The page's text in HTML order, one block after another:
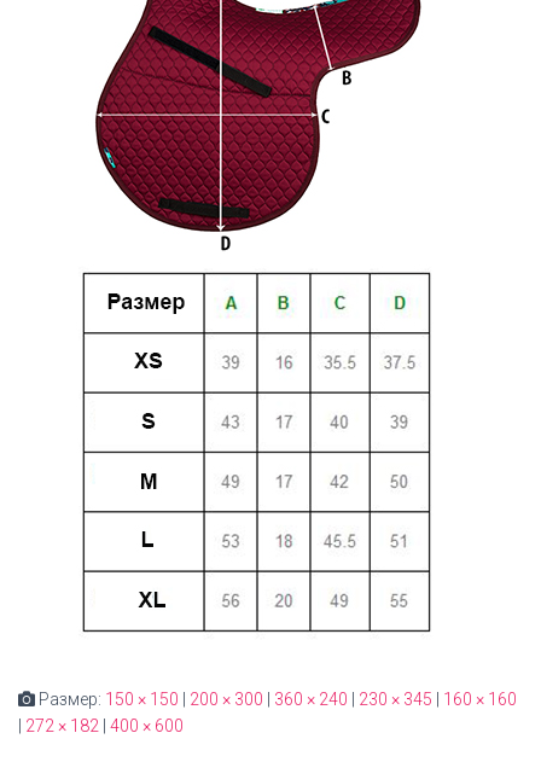
Размер: 150 × 150 200 × 300 360 × 240 230 × 345
160 × 160
272 × 182 400 × 600